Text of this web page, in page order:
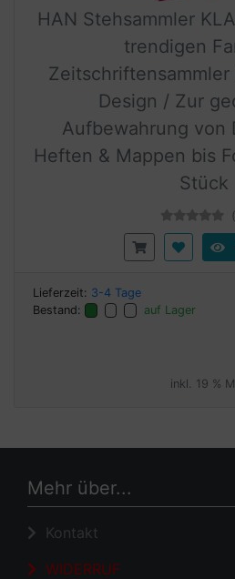
HAN Stehsammler
trendigen
Zeitschriftensammler
Design / Zur
Aufbewahrung von
Heften & Mappen bis
Stück
Lieferzeit: 3-4 Tage
Bestand:
auf Lager
inkl. 19 %
Mehr über...
Kontakt
WIDERRUF